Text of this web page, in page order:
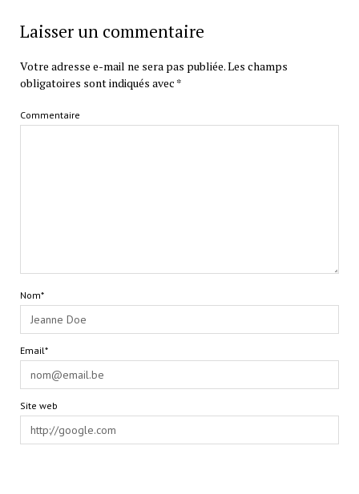
Laisser un commentaire
Votre adresse e-mail ne sera pas publiée.Les champs
obligatoires sont indiqués avec *
Commentaire
Nom*
Email*
Site web